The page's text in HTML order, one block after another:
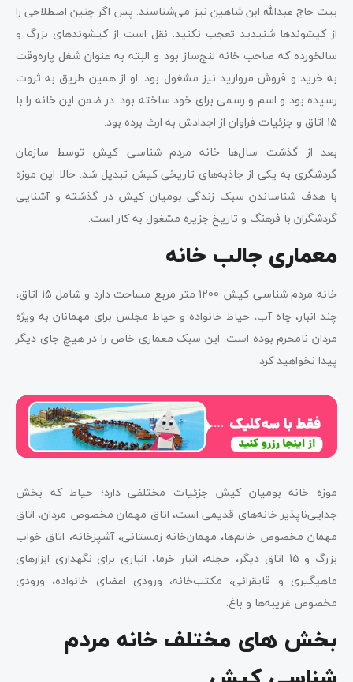
بیت حاج عبدالله ابن شاهین نیز می‌شناسند. پس اگر چنین اصطلاحی را
از کیشوندها شنیدید تعجب نکنید. نقل است از کیشوندهای بزرگ و
سالخورده که صاحب خانه لنج‌ساز بود و البته به عنوان شغل پاره‌وقت
به خرید و فروش مروارید نیز مشغول بود. او از همین طریق به ثروت
رسیده بود و اسم و رسمی برای خود ساخته بود. در ضمن این خانه را با
15 اتاق و جزئیات فراوان از اجدادش به ارث برده بود.
بعد از گذشت سال‌ها خانه مردم شناسی کیش توسط سازمان
گردشگری به یکی از جاذبه‌های تاریخی کیش تبدیل شد. حالا این موزه
با هدف شناساندن سبک زندگی بومیان کیش در گذشته و آشنایی
گردشگران با فرهنگ و تاریخ جزیره مشغول به کار است.
معماری جالب خانه
خانه مردم شناسی کیش 1200 متر مربع مساحت دارد و شامل 15 اتاق،
چند انبار، چاه آب، حیاط خانواده و حیاط مجلس برای مهمانان به ویژه
مردان نامحرم بوده است. این سبک معماری خاص را در هیچ جای دیگر
پیدا نخواهید کرد.
موزه خانه بومیان کیش جزئیات مختلفی دارد؛ حیاط که بخش
جدایی‌ناپذیر خانه‌های قدیمی است، اتاق مهمان مخصوص مردان، اتاق
مهمان مخصوص خانم‌ها، مهمان‌خانه زمستانی، آشپزخانه، اتاق خواب
بزرگ و 15 اتاق دیگر، حجله، انبار خرما، انباری برای نگهداری ابزارهای
ماهیگیری و قایقرانی، مکتب‌خانه، ورودی اعضای خانواده، ورودی
مخصوص غریبه‌ها و باغ.
بخش های مختلف خانه مردم